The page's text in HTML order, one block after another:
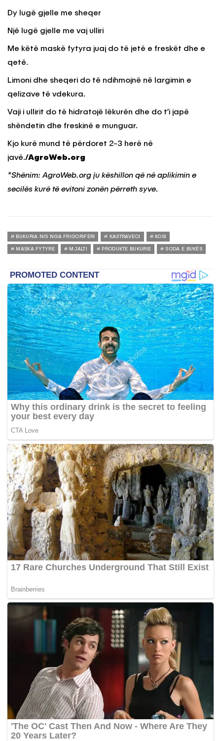
Dy lugë gjelle me sheqer
Një lugë gjelle me vaj ulliri
Me këtë maskë fytyra juaj do të jetë e freskët dhe e
qetë.
Limoni dhe sheqeri do të ndihmojnë në largimin e
qelizave të vdekura.
Vaji i ullirit do të hidratojë lëkurën dhe do t’i japë
shëndetin dhe freskinë e munguar.
Kjo kurë mund të përdoret 2-3 herë në
javë./AgroWeb.org
*Shënim: AgroWeb.org ju këshillon që në aplikimin e
secilës kurë të evitoni zonën përreth syve.
BUKURIA NIS NGA FRIGORIFERI KASTRAVECI KOSI
MASKA FYTYRE MJALTI PRODUKTE BUKURIE SODA E BUKËS